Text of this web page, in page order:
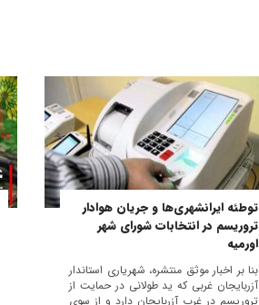
توطئه ایرانشهری‌ها و جریان هوادار
تروریسم در انتخابات شورای شهر
اورمیه
بنا بر اخبار موثق منتشره، شهریاری استاندار
آزربایجان غربی که ید طولانی در حمایت از
تروریسم در غرب آزربایجان دارد و از سوی